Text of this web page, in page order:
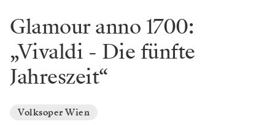
Glamour anno 1700:
„Vivaldi - Die fünfte
Jahreszeit“
Volksoper Wien